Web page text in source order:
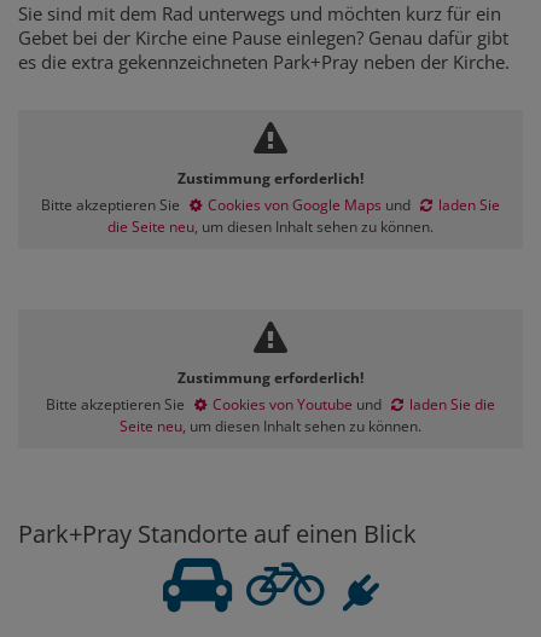
Sie sind mit dem Rad unterwegs und möchten kurz für ein
Gebet bei der Kirche eine Pause einlegen? Genau dafür gibt
es die extra gekennzeichneten Park+Pray neben der Kirche.
Zustimmung erforderlich!
Bitte akzeptieren Sie
Cookies von Google Maps und
laden Sie
die Seite neu, um diesen Inhalt sehen zu können.
Zustimmung erforderlich!
Bitte akzeptieren Sie
Cookies von Youtube und
laden Sie die
Seite neu, um diesen Inhalt sehen zu können.
Park+Pray Standorte auf einen Blick